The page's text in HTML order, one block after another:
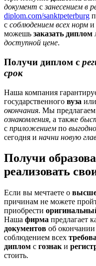
документ сзанесением в
diplom.com/sanktpeterburg
с соблюдением всех норм и
можешь заказать диплом
доступной цене.
Получи диплом с
срок
Наша компания
государственного вуза или
окончания. Мы предлагаем
ознакомления, а также
с приложением по
сегодня и начни новую
Получи
реализовать
Если вы мечтаете о
причинам не можете
приобрести
Наша фирма предлагает
документов об окончании
соблюдением всех
диплом с гознак и
стоить.